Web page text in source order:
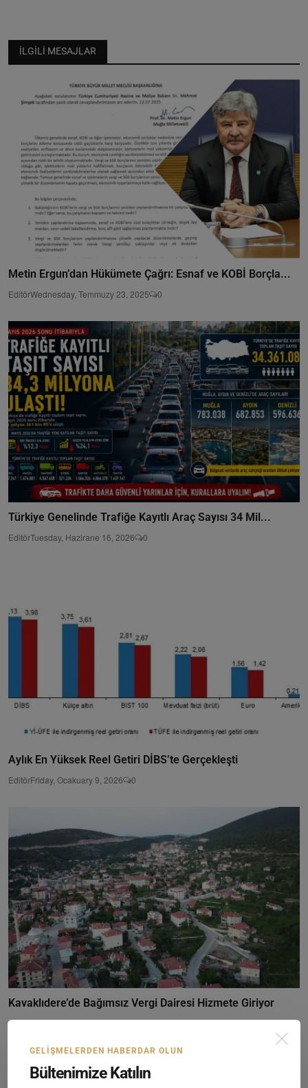
İLGILI MESAJLAR
Metin Ergun’dan Hükümete Çağrı: Esnaf ve KOBİ Borçla...
EditörWednesday, Temmuzy 23, 2025 0
Türkiye Genelinde Trafiğe Kayıtlı Araç Sayısı 34 Mil...
EditörTuesday, Hazirane 16, 2026 0
Aylık En Yüksek Reel Getiri DİBS’te Gerçekleşti
EditörFriday, Ocakuary 9, 2026 0
Kavaklıdere’de Bağımsız Vergi Dairesi Hizmete Giriyor
EditörSaturday, Eylültember 6, 2025 0
GELIŞMELERDEN HABERDAR OLUN
Bültenimize Katılın